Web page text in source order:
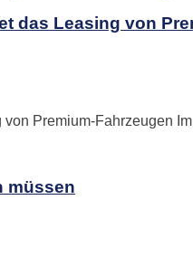
das Leasing von
Premium-Fahrzeugen
müssen